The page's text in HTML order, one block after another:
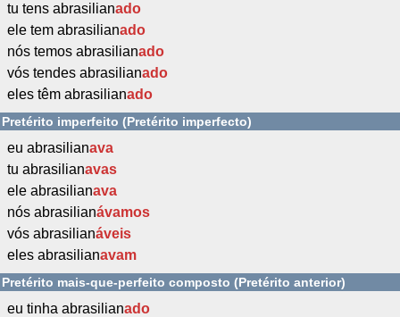
tu tens abrasilianado
ele tem abrasilianado
nós temos abrasilianado
vós tendes abrasilianado
eles têm abrasilianado
Pretérito imperfeito (Pretérito imperfecto)
eu abrasilianava
tu abrasilianavas
ele abrasilianava
nós abrasilianávamos
vós abrasilianáveis
eles abrasilianavam
Pretérito mais-que-perfeito composto (Pretérito anterior)
eu tinha abrasilianado